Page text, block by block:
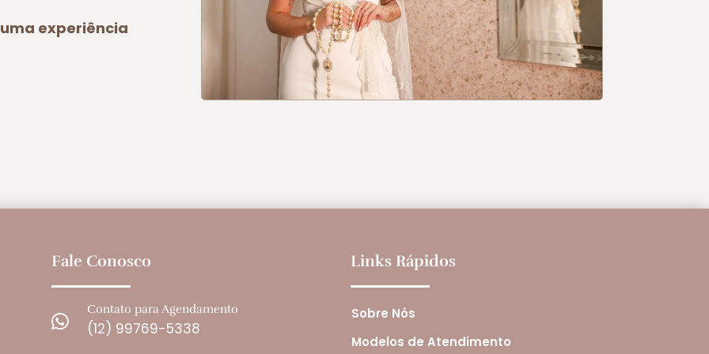
experiência
Fale Conosco

Contato para Agendamento
(12) 99769-5338
Links Rápidos
Sobre Nós
Modelos de Atendimento